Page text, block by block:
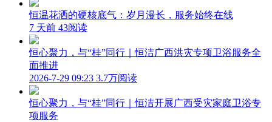
恒温花洒的硬核底气：岁月漫长，服务始终在线
7 天前 43阅读
恒心聚力，与“桂”同行｜恒洁广西洪灾专项卫浴服务全
面推进
2026-7-29 09:23 3.7万阅读
恒心聚力，与“桂”同行｜恒洁开展广西受灾家庭卫浴专
项服务